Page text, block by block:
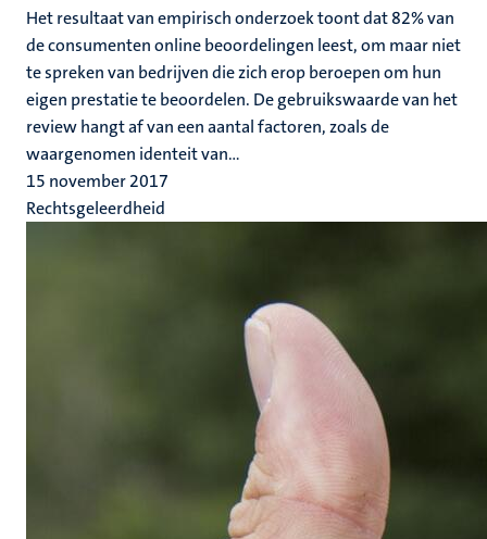
Het resultaat van empirisch onderzoek toont dat 82% van
de consumenten online beoordelingen leest, om maar niet
te spreken van bedrijven die zich erop beroepen om hun
eigen prestatie te beoordelen. De gebruikswaarde van het
review hangt af van een aantal factoren, zoals de
waargenomen identeit van...
15 november 2017
Rechtsgeleerdheid